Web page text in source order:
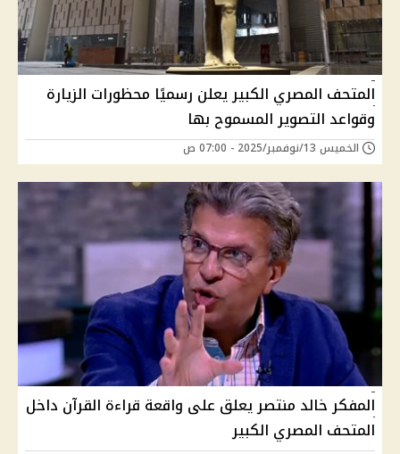
المتحف المصري الكبير يعلن رسميًا محظورات الزيارة
وقواعد التصوير المسموح بها
الخميس 13/نوفمبر/2025 - 07:00 ص
المفكر خالد منتصر يعلق على واقعة قراءة القرآن داخل
المتحف المصري الكبير